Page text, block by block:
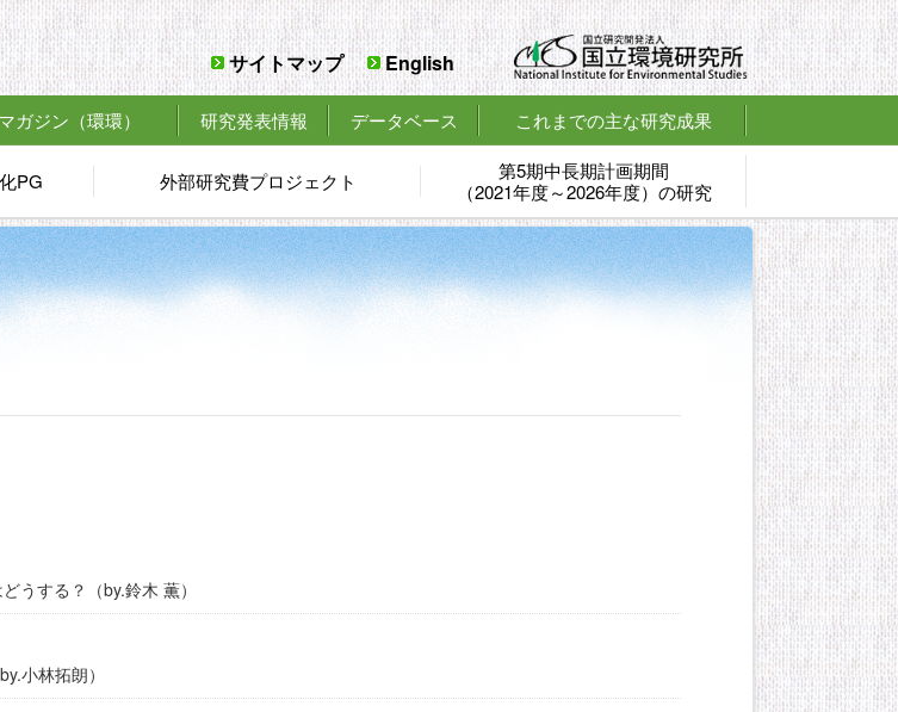
サイトマップ English
ガジン （環環） 研究発表情報 データベース これまでの主な研究成果
PG 外部研究費プロジェクト
第5期中長期計画期間
（2021年度～2026年度）の研究
うする？（by.鈴木 薫）
小林拓朗）